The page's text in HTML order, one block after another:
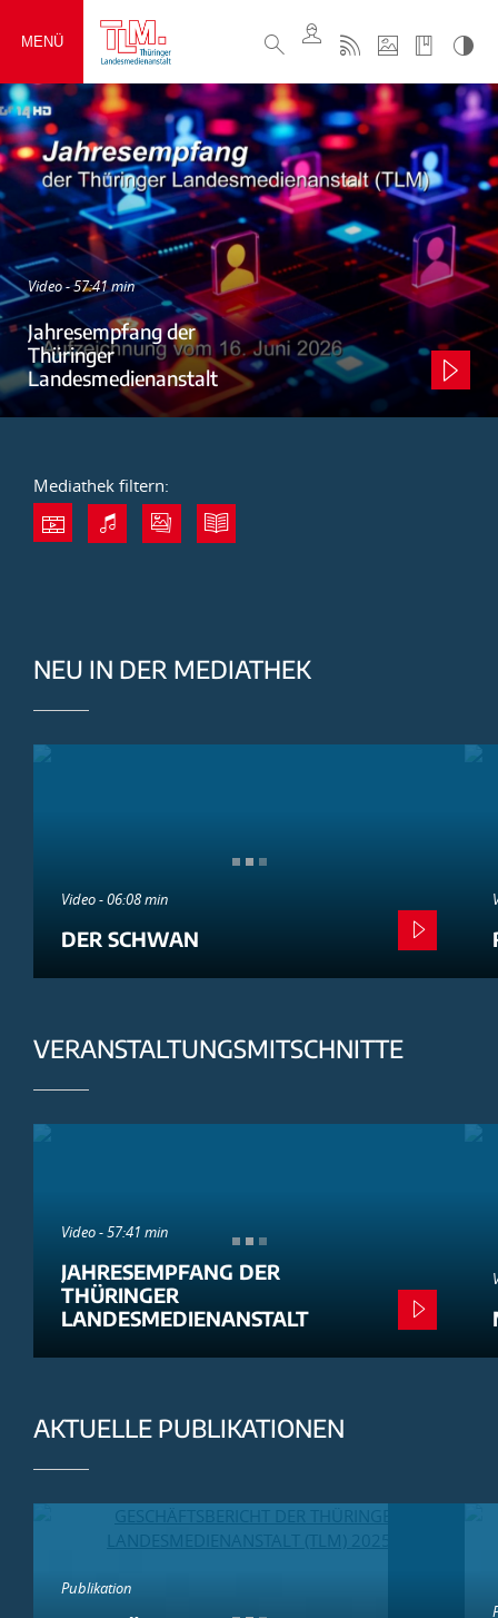
MENÜ
Video - 57:41 min
Jahresempfang der
Thüringer
Landesmedienanstalt
Mediathek filtern:
NEU IN DER MEDIATHEK
Video - 06:08 min
DER SCHWAN
VERANSTALTUNGSMITSCHNITTE
Video - 57:41 min
JAHRESEMPFANG DER
THÜRINGER
LANDESMEDIENANSTALT
AKTUELLE PUBLIKATIONEN
Publikation